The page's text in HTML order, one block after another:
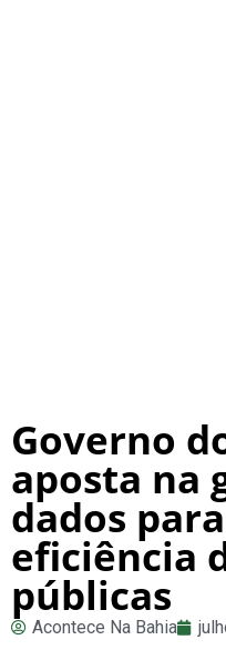
Governo
aposta na
dados
eficiência
públicas
Acontece Na Bahia